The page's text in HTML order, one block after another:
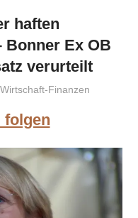
haften
Bonner Ex OB
verurteilt
Wirtschaft-Finanzen
folgen